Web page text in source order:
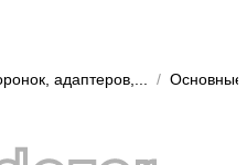
адаптеров,... / Основные